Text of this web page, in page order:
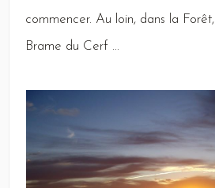
commencer. Au loin, dans la Forêt,
Brame du Cerf ...